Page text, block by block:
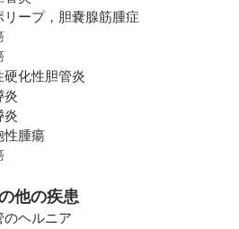
ープ，胆嚢腺筋腫症
化性胆管炎
腫瘍
他の疾患
ヘルニア